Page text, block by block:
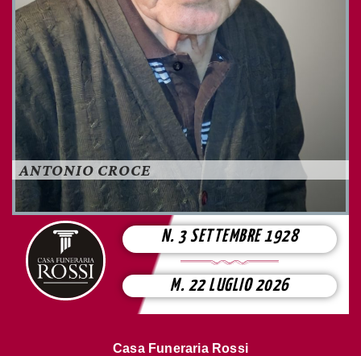
ANTONIO CROCE
N. 3 SETTEMBRE 1928
M. 22 LUGLIO 2026
Casa Funeraria Rossi